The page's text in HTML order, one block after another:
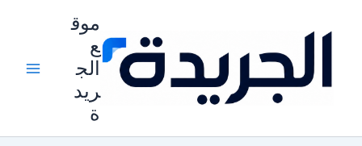
المحتوى
موق
ع
الج
ريد
ة